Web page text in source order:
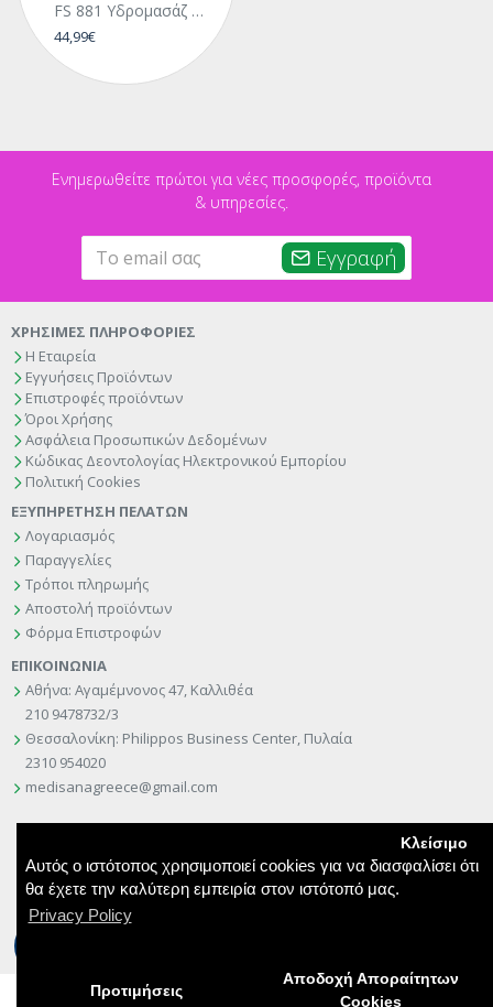
Αυτός ο ιστότοπος χρησιμοποιεί cookies για να διασφαλίσει ότι
θα έχετε την καλύτερη εμπειρία στον ιστότοπό μας.
Privacy Policy
Κλείσιμο
Προτιμήσεις
Aποδοχή Αποραίτητων
Cookies
FS 881 Υδρομασάζ Ποδιών
44,99€
Ενημερωθείτε πρώτοι για νέες προσφορές, προϊόντα
& υπηρεσίες.
Εγγραφή
ΧΡΗΣΙΜΕΣ ΠΛΗΡΟΦΟΡΙΕΣ
Η Εταιρεία
Εγγυήσεις Προϊόντων
Επιστροφές προϊόντων
Όροι Χρήσης
Ασφάλεια Προσωπικών Δεδομένων
Κώδικας Δεοντολογίας Ηλεκτρονικού Εμπορίου
Πολιτική Cookies
ΕΞΥΠΗΡΕΤΗΣΗ ΠΕΛΑΤΩΝ
Λογαριασμός
Παραγγελίες
Τρόποι πληρωμής
Αποστολή προϊόντων
Φόρμα Επιστροφών
ΕΠΙΚΟΙΝΩΝΙΑ
Αθήνα: Αγαμέμνονος 47, Καλλιθέα
210 9478732/3
Θεσσαλονίκη: Philippos Business Center, Πυλαία
2310 954020
medisanagreece@gmail.com